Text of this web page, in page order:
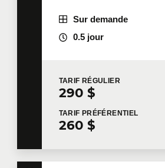
Sur demande
0.5 jour
TARIF RÉGULIER
290 $
TARIF PRÉFÉRENTIEL
260 $